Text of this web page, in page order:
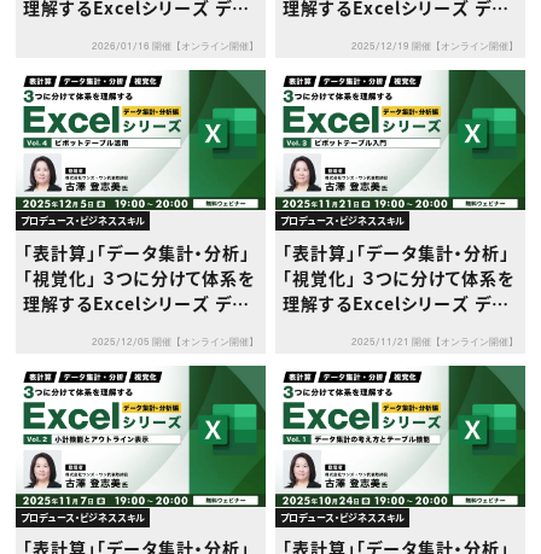
理解するExcelシリーズ デー
ピボット活用①（DAX基礎）】
2026/01/16 開催【オンライン開催】
理解するExcelシリーズ デー
ピボット入門】2025/12/19 開催【オンライン開催】
プロデュース・ビジネススキル
「表計算」「データ集計・分析」
「視覚化」 ３つに分けて体系を
理解するExcelシリーズ デー
トテーブル活用】
2025/12/05 開催【オンライン開催】
プロデュース・ビジネススキル
「表計算」「データ集計・分析」
「視覚化」 ３つに分けて体系を
理解するExcelシリーズ デー
トテーブル入門】
2025/11/21 開催【オンライン開催】
プロデュース・ビジネススキル
「表計算」「データ集計・分析」
プロデュース・ビジネススキル
「表計算」「データ集計・分析」